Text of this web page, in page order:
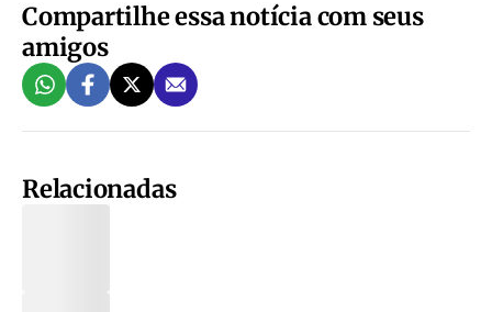
Compartilhe essa notícia com seus
amigos
Relacionadas